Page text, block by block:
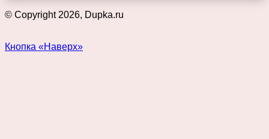
© Copyright 2026, Dupka.ru
Кнопка «Наверх»